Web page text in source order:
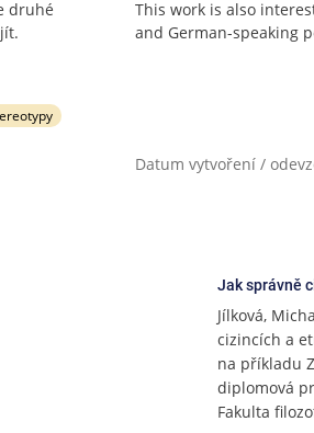
druhé
This work is also
and German-speaking
Datum vytvoření /
Jak správně
Jílková,
cizincích a
na příkladu
diplomová
Fakulta